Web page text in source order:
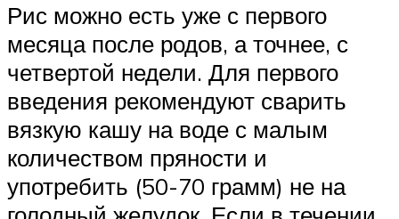
Рис можно есть уже с первого
месяца после родов, а точнее, с
четвертой недели. Для первого
введения рекомендуют сварить
вязкую кашу на воде с малым
количеством пряности и
употребить (50-70 грамм) не на